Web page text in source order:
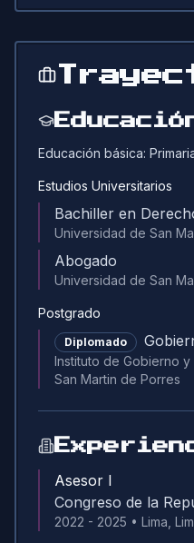
Educación básica:
Estudios Universitarios
Bachiller en
Universidad de San
Abogado
Universidad de San
Postgrado
Diplomado
Instituto de Gobierno
San Martin de Porres
Asesor I
Congreso de la
2022 - 2025 • Lima,